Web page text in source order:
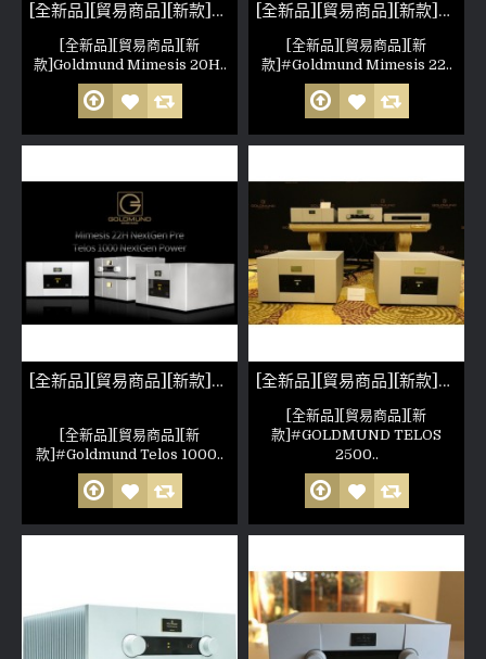
[全新品][貿易商品][新款]Goldmund Mimesis 20H NextGen DAC
[全新品][貿易商品][新
款]Goldmund Mimesis 20H..
[全新品][貿易商品][新款]Goldmund Mimesis 22H NextGen PreAmp 非人為損壞 公司保固六個月 (參考照片)
[全新品][貿易商品][新
款]#Goldmund Mimesis 22..
[全新品][貿易商品][新款]Goldmund Telos 1000 NextGen Mono Amp 非人為損壞 公司保固六個月 (參考照片)
[全新品][貿易商品][新
款]#Goldmund Telos 1000..
[全新品][貿易商品][新款]GOLDMUND TELOS 2500 NEXTGEN(參考照片)
[全新品][貿易商品][新
款]#GOLDMUND TELOS
2500..